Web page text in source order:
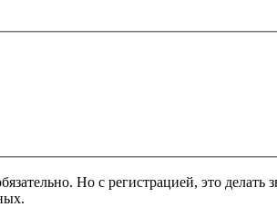
Но с регистрацией, это делать